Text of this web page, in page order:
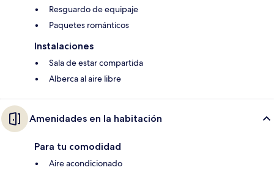
Resguardo de equipaje
Paquetes románticos
Instalaciones
Sala de estar compartida
Alberca al aire libre
Amenidades en la habitación
Para tu comodidad
Aire acondicionado